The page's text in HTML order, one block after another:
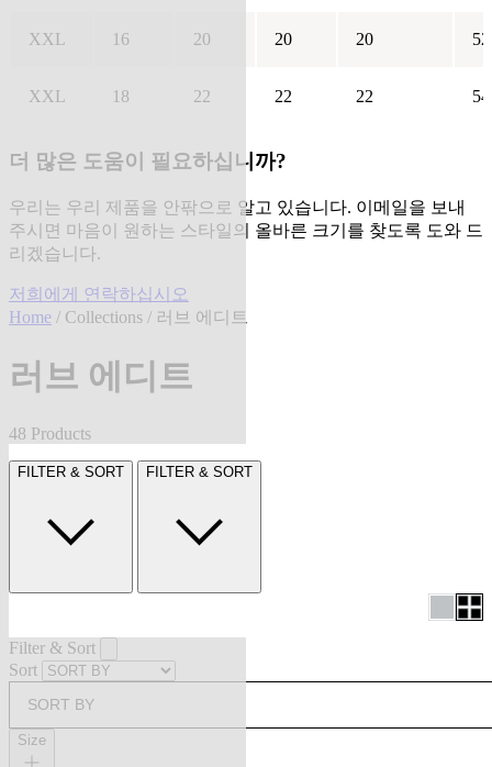
XXL 16 20 20 20 52
XXL 18 22 22 22 54
더 많은 도움이 필요하십니까?
우리는 우리 제품을 안팎으로 알고 있습니다. 이메일을 보내
주시면 마음이 원하는 스타일의 올바른 크기를 찾도록 도와 드
리겠습니다.
저희에게 연락하십시오
Home / Collections / 러브 에디트
러브 에디트
48 Products
FILTER & SORT FILTER & SORT
Filter & Sort
Sort
SORT BY
Size